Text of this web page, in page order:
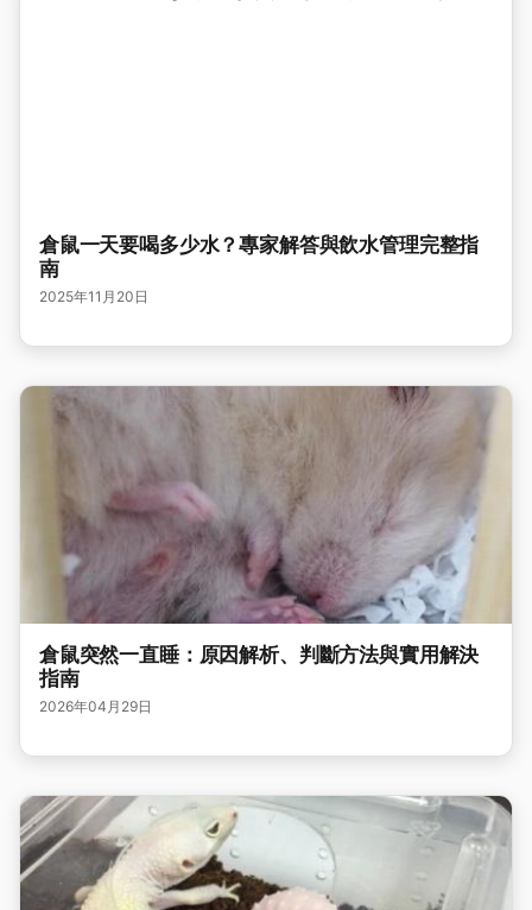
倉鼠一天要喝多少水？專家解答與飲水管理完整指
南
2025年11月20日
倉鼠突然一直睡：原因解析、判斷方法與實用解決
指南
2026年04月29日